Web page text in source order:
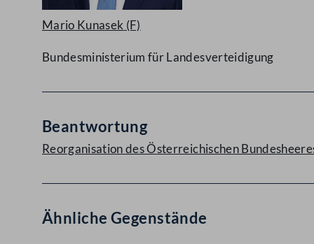
Mario Kunasek (F)
Bundesministerium für Landesverteidigung
Beantwortung
Reorganisation des Österreichischen
Ähnliche Gegenstände